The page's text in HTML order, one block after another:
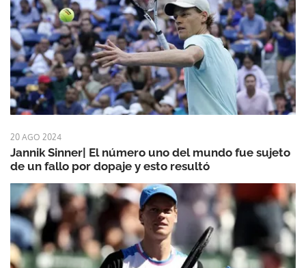
20 AGO 2024
Jannik Sinner| El número uno del mundo fue sujeto
de un fallo por dopaje y esto resultó